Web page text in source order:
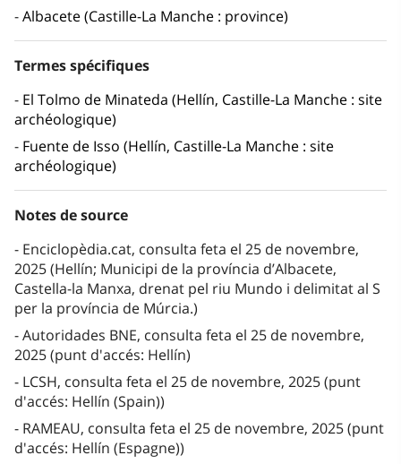
Albacete (Castille-La Manche : province)
Termes spécifiques
El Tolmo de Minateda (Hellín, Castille-La Manche : site
archéologique)
Fuente de Isso (Hellín, Castille-La Manche : site
archéologique)
Notes de source
Enciclopèdia.cat, consulta feta el 25 de novembre,
2025 (Hellín; Municipi de la província d’Albacete,
Castella-la Manxa, drenat pel riu Mundo i delimitat al S
per la província de Múrcia.)
Autoridades BNE, consulta feta el 25 de novembre,
2025 (punt d'accés: Hellín)
LCSH, consulta feta el 25 de novembre, 2025 (punt
d'accés: Hellín (Spain))
RAMEAU, consulta feta el 25 de novembre, 2025 (punt
d'accés: Hellín (Espagne))